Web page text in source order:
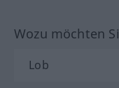
Wozu möchten